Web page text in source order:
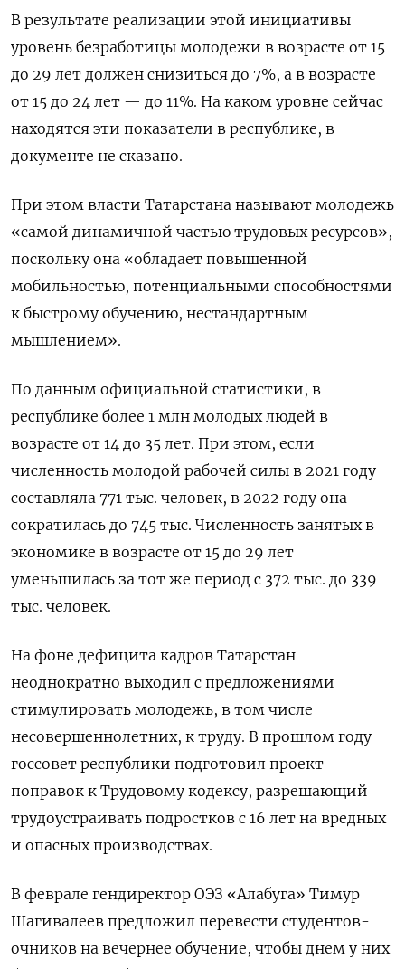
В результате реализации этой инициативы
уровень безработицы молодежи в возрасте от 15
до 29 лет должен снизиться до 7%, а в возрасте
от 15 до 24 лет — до 11%. На каком уровне сейчас
находятся эти показатели в республике, в
документе не сказано.
При этом власти Татарстана называют молодежь
«самой динамичной частью трудовых ресурсов»,
поскольку она «обладает повышенной
мобильностью, потенциальными способностями
к быстрому обучению, нестандартным
мышлением».
По данным официальной статистики, в
республике более 1 млн молодых людей в
возрасте от 14 до 35 лет. При этом, если
численность молодой рабочей силы в 2021 году
составляла 771 тыс. человек, в 2022 году она
сократилась до 745 тыс. Численность занятых в
экономике в возрасте от 15 до 29 лет
уменьшилась за тот же период с 372 тыс. до 339
тыс. человек.
На фоне дефицита кадров Татарстан
неоднократно выходил с предложениями
стимулировать молодежь, в том числе
несовершеннолетних, к труду. В прошлом году
госсовет республики подготовил проект
поправок к Трудовому кодексу, разрешающий
трудоустраивать подростков с 16 лет на вредных
и опасных производствах.
В феврале гендиректор ОЭЗ «Алабуга» Тимур
Шагивалеев предложил перевести студентов-
очников на вечернее обучение, чтобы днем у них